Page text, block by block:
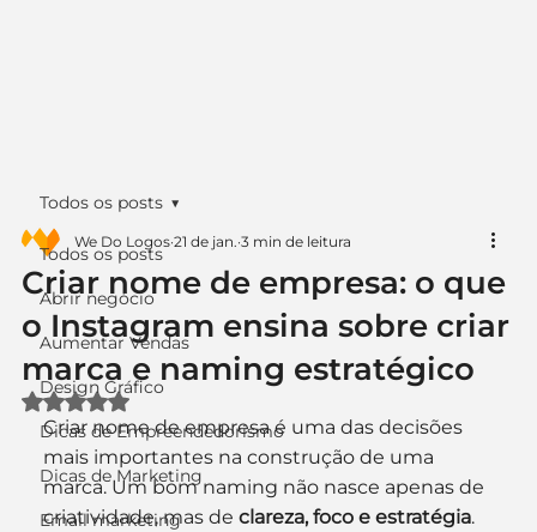
Todos os posts
Abrir negócio
Aumentar Vendas
Design Gráfico
Dicas de Empreendedorismo
Dicas de Marketing
Email marketing
Todos os posts
Criar nome de empresa: o que
o Instagram ensina sobre criar
marca e naming estratégico
We Do Logos 21 de jan. 3 min de leitura
Avaliado com NaN de 5 estrelas.
Criar nome de empresa é uma das decisões
mais importantes na construção de uma
marca. Um bom naming não nasce apenas de
criatividade, mas de clareza, foco e estratégia.